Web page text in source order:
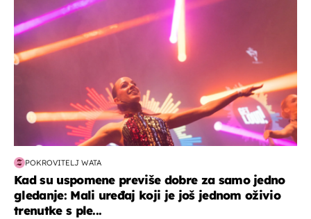
POKROVITELJ WATA
Kad su uspomene previše dobre za samo jedno
gledanje: Mali uređaj koji je još jednom oživio
trenutke s ple...